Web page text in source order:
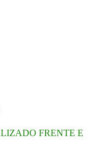
FRENTE E